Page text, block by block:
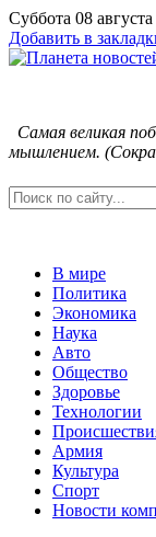
Суббота 08
Добавить в
Самая великая
мышлением.
В мире
Политика
Экономика
Наука
Авто
Общество
Здоровье
Технологии
Армия
Культура
Спорт
Новости